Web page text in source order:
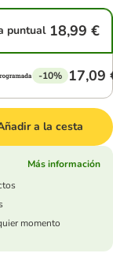
puntual 18,99 €
-10% 17,09
a la cesta
Más información
momento